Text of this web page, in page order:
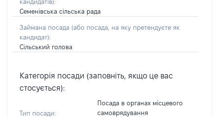
кандидатів):
Семенівська сільська рада
Займана посада (або посада, на яку претендуєте як
кандидат):
Сільський голова
Категорія посади (заповніть, якщо це вас
стосується):
Тип посади:
Посада в органах місцевого
самоврядування